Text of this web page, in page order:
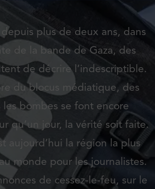
plus de deux ans, dans
de la bande de Gaza, des
de décrire l’indescriptible.
du blocus médiatique, des
les bombes se font encore
qu’un jour, la vérité soit faite.
aujourd’hui la région la plus
monde pour les journalistes.
de cessez-le-feu, sur le